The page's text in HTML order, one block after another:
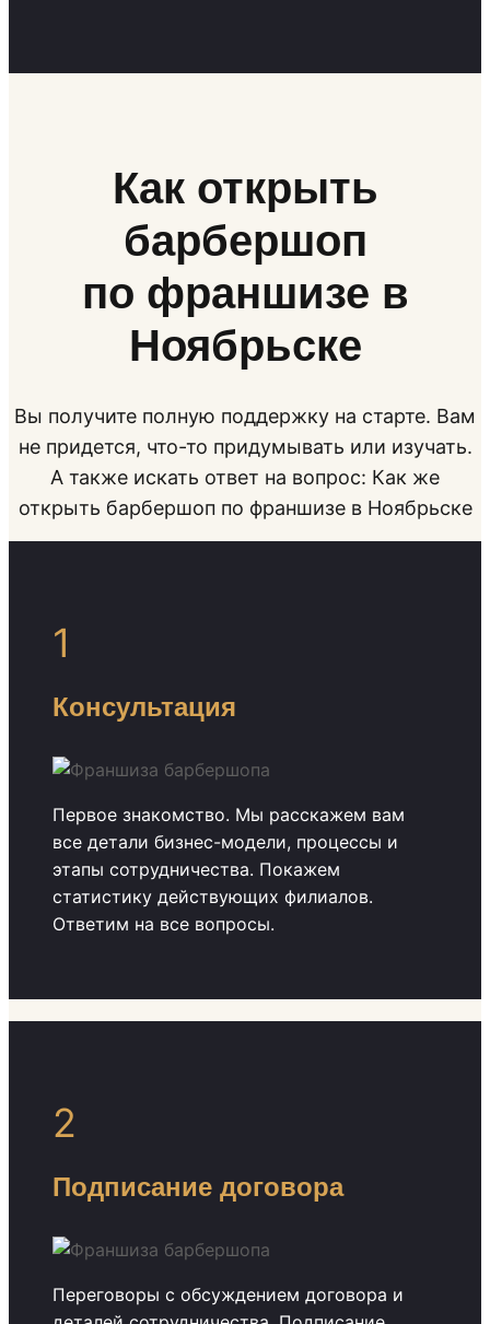
Как открыть
барбершоп
по франшизе в
Ноябрьске
Вы получите полную поддержку на старте. Вам
не придется, что-то придумывать или изучать.
А также искать ответ на вопрос: Как же
открыть барбершоп по франшизе в Ноябрьске
1
Консультация
Первое знакомство. Мы расскажем вам
все детали бизнес-модели, процессы и
этапы сотрудничества. Покажем
статистику действующих филиалов.
Ответим на все вопросы.
2
Подписание договора
Переговоры с обсуждением договора и